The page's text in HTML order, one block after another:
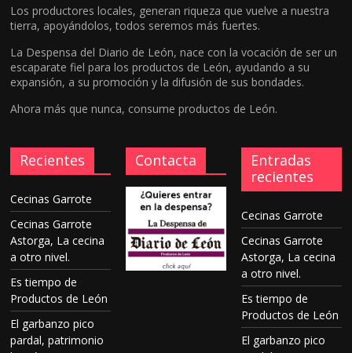
Los productores locales, generan riqueza que vuelve a nuestra
tierra, apoyándolos, todos seremos más fuertes.
La Despensa del Diario de León, nace con la vocación de ser un
escaparate fiel para los productos de León, ayudando a su
expansión, a su promoción y la difusión de sus bondades.
Ahora más que nunca, consume productos de León.
Recientes
Cecinas Garrote
Cecinas Garrote
Astorga, La cecina
a otro nivel.
Es tiempo de
Productos de León
El garbanzo pico
pardal, patrimonio
Contacta
Entradas
recientes
Cecinas Garrote
Cecinas Garrote
Astorga, La cecina
a otro nivel.
Es tiempo de
Productos de León
El garbanzo pico